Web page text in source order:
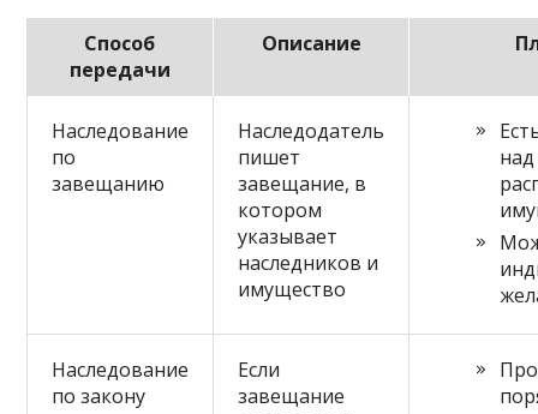
Способ
передачи
Описание
Наследование
по
завещанию
Наследодатель
пишет
завещание, в
котором
указывает
наследников и
имущество
над
Наследование
по закону
Если
завещание